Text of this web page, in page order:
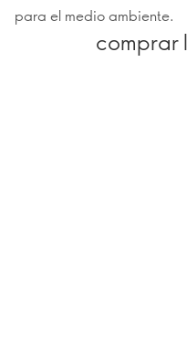
para el medio ambiente.
comprar